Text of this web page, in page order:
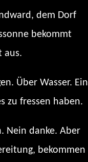
dem Dorf
bekommt
aus.
Über Wasser. Ein
zu fressen haben.
Nein danke. Aber
bekommen